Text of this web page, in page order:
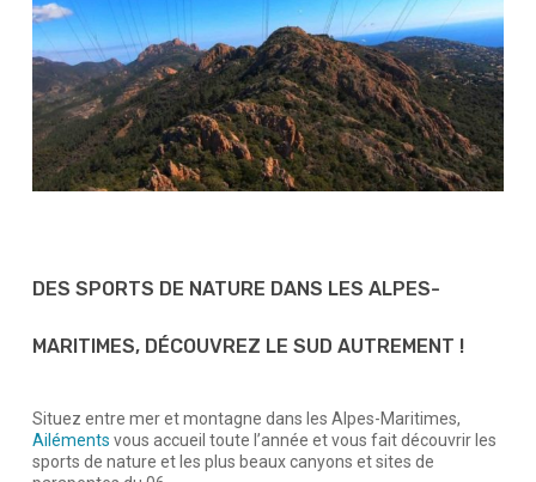
DES SPORTS DE NATURE DANS LES ALPES-
MARITIMES, DÉCOUVREZ LE SUD AUTREMENT !
Situez entre mer et montagne dans les Alpes-Maritimes,
Ailéments vous accueil toute l’année et vous fait découvrir les
sports de nature et les plus beaux canyons et sites de